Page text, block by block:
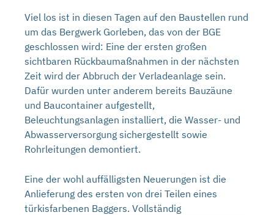
Viel los ist in diesen Tagen auf den Baustellen rund
um das Bergwerk Gorleben, das von der BGE
geschlossen wird: Eine der ersten großen
sichtbaren Rückbaumaßnahmen in der nächsten
Zeit wird der Abbruch der Verladeanlage sein.
Dafür wurden unter anderem bereits Bauzäune
und Baucontainer aufgestellt,
Beleuchtungsanlagen installiert, die Wasser- und
Abwasserversorgung sichergestellt sowie
Rohrleitungen demontiert.
Eine der wohl auffälligsten Neuerungen ist die
Anlieferung des ersten von drei Teilen eines
türkisfarbenen Baggers. Vollständig